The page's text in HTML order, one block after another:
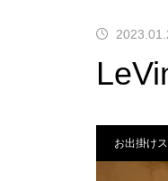
お出掛け